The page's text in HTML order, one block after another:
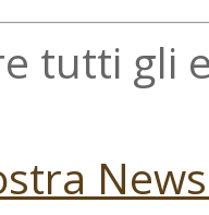
tutti gli